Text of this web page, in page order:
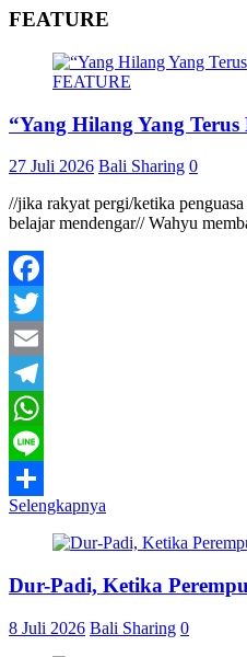
FEATURE
FEATURE
“Yang Hilang Yang
27 Juli 2026 Bali Sharing 0
//jika rakyat pergi/ketika
belajar mendengar// Wahyu
Facebook
Twitter
Email
Telegram
WhatsApp
Line
Share
Selengkapnya
Dur-Padi, Ketika
8 Juli 2026 Bali Sharing 0